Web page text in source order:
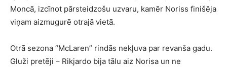
Moncā, izcīnot pārsteidzošu uzvaru, kamēr Noriss finišēja
viņam aizmugurē otrajā vietā.
Otrā sezona “McLaren” rindās nekļuva par revanša gadu.
Gluži pretēji – Rikjardo bija tālu aiz Norisa un ne